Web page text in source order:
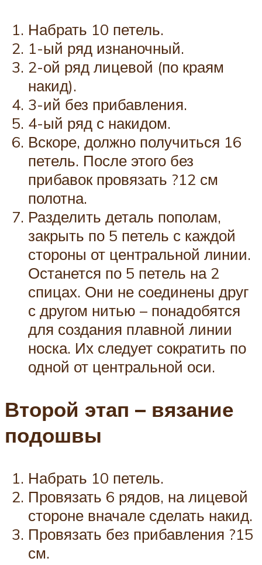
Набрать 10 петель.
1-ый ряд изнаночный.
2-ой ряд лицевой (по краям
накид).
3-ий без прибавления.
4-ый ряд с накидом.
Вскоре, должно получиться 16
петель. После этого без
прибавок провязать ?12 см
полотна.
Разделить деталь пополам,
закрыть по 5 петель с каждой
стороны от центральной линии.
Останется по 5 петель на 2
спицах. Они не соединены друг
с другом нитью – понадобятся
для создания плавной линии
носка. Их следует сократить по
одной от центральной оси.
Второй этап – вязание
подошвы
Набрать 10 петель.
Провязать 6 рядов, на лицевой
стороне вначале сделать накид.
Провязать без прибавления ?15
см.